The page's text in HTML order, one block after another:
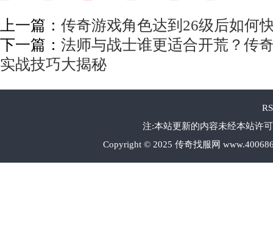
上一篇： 传奇游戏角色达到26级后如何
下一篇： 法师与战士谁更适合开荒？传
实战技巧大揭秘
注:本站更新的内容未经本站许
Copyright © 2025 传奇找服网